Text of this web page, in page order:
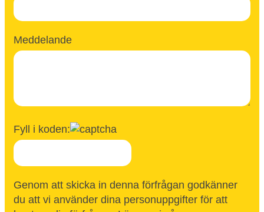
Meddelande
Fyll i koden:
Genom att skicka in denna förfrågan godkänner
du att vi använder dina personuppgifter för att